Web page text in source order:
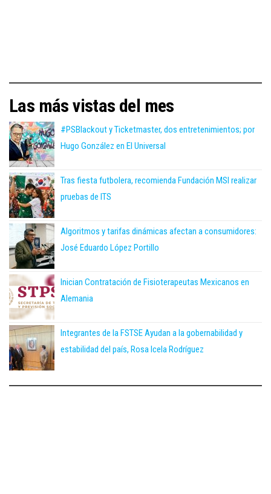
Las más vistas del mes
#PSBlackout y Ticketmaster, dos entretenimientos; por
Hugo González en El Universal
Tras fiesta futbolera, recomienda Fundación MSI realizar
pruebas de ITS
Algoritmos y tarifas dinámicas afectan a consumidores:
José Eduardo López Portillo
Inician Contratación de Fisioterapeutas Mexicanos en
Alemania
Integrantes de la FSTSE Ayudan a la gobernabilidad y
estabilidad del país, Rosa Icela Rodríguez